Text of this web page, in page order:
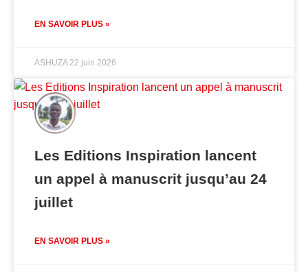
EN SAVOIR PLUS »
ASHUZA22 juin 2026
Les Editions Inspiration lancent
un appel à manuscrit jusqu’au 24
juillet
EN SAVOIR PLUS »